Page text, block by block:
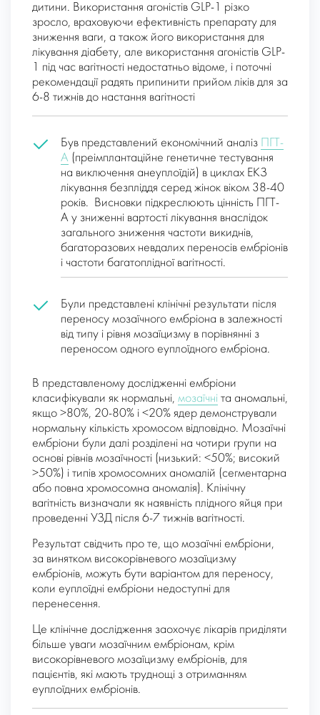
дитини. Використання агоністів GLP-1 різко
зросло, враховуючи ефективність препарату для
зниження ваги, а також його використання для
лікування діабету, але використання агоністів GLP-
1 під час вагітності недостатньо відоме, і поточні
рекомендації радять припинити прийом ліків для за
6-8 тижнів до настання вагітності
Був представлений економічний аналіз ПГТ-
А (преімплантаційне генетичне тестування
на виключення анеуплоїдій) в циклах ЕКЗ
лікування безпліддя серед жінок віком 38-40
років. Висновки підкреслюють цінність ПГТ-
А у зниженні вартості лікування внаслідок
загального зниження частоти викиднів,
багаторазових невдалих переносів ембріонів
і частоти багатоплідної вагітності.
Були представлені клінічні результати після
переносу мозаїчного ембріона в залежності
від типу і рівня мозаїцизму в порівнянні з
переносом одного еуплоїдного ембріона.
В представленому дослідженні ембріони
класифікували як нормальні, мозаїчні та аномальні,
якщо >80%, 20-80% і <20% ядер демонстрували
нормальну кількість хромосом відповідно. Мозаїчні
ембріони були далі розділені на чотири групи на
основі рівнів мозаїчності (низький: <50%; високий
>50%) і типів хромосомних аномалій (сегментарна
або повна хромосомна аномалія). Клінічну
вагітність визначали як наявність плідного яйця при
проведенні УЗД після 6-7 тижнів вагітності.
Результат свідчить про те, що мозаїчні ембріони,
за винятком високорівневого мозаїцизму
ембріонів, можуть бути варіантом для переносу,
коли еуплоїдні ембріони недоступні для
перенесення.
Це клінічне дослідження заохочує лікарів приділяти
більше уваги мозаїчним ембріонам, крім
високорівневого мозаїцизму ембріонів, для
пацієнтів, які мають труднощі з отриманням
еуплоїдних ембріонів.